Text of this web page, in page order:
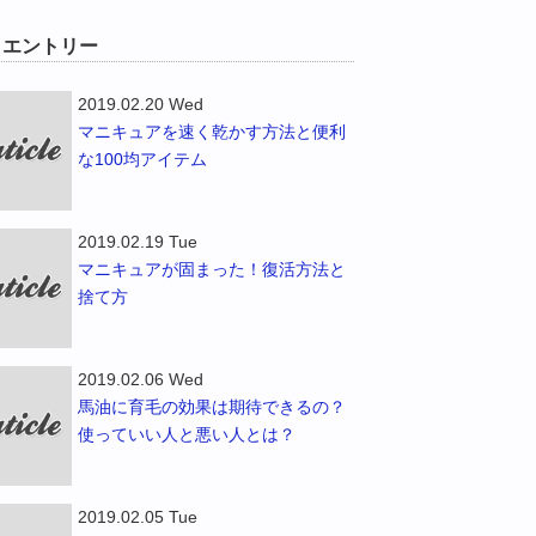
ントリー
2019.02.20 Wed
マニキュアを速く乾かす方法と便利
な100均アイテム
2019.02.19 Tue
マニキュアが固まった！復活方法と
捨て方
2019.02.06 Wed
馬油に育毛の効果は期待できるの？
使っていい人と悪い人とは？
2019.02.05 Tue